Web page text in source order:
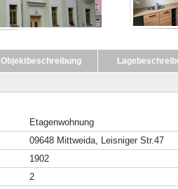
Objektbeschreibung
Etagenwohnung
09648 Mittweida, Leisniger Str.47
1902
2